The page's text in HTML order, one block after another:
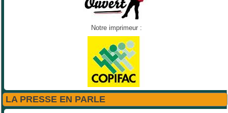
Notre imprimeur :
LA PRESSE EN PARLE